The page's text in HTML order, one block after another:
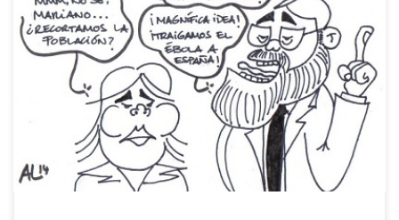
Dado que la Unión Europea exige más recortes a España, Mariano
Rajoy ha decidido, para variar, pasar a la acción. Trayendo el
ébola a España logrará que la población disminuya lo que,
inevitablemente, se traducirá en una reducción en las cifras del
paro y un incremento de las ofertas de […]